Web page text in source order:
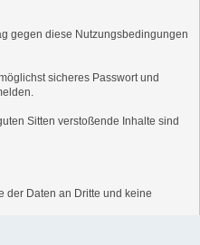
gegen diese Nutzungsbedingungen
sicheres Passwort und
Sitten verstoßende Inhalte sind
der Daten an Dritte und keine